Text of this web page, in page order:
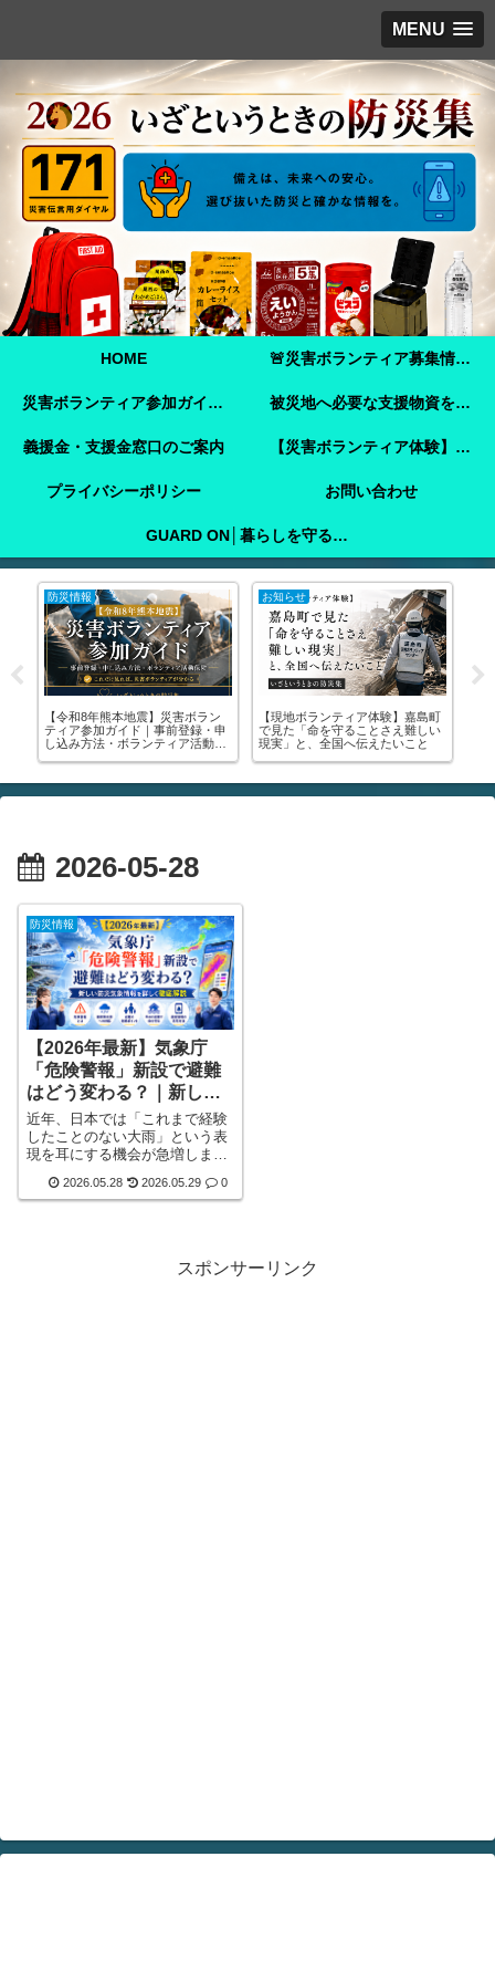
MENU
HOME 🚨災害ボランティア募集情報【2026年8月8日最新】熊本地震 🚨
災害ボランティア参加ガイド【令和8年熊本地震】事前登録・申し込み方法・ボランティア活動保険 被災地へ必要な支援物資を届けませんか？【熊本地震支援】｜Amazonほしい物リストで今すぐ支援できます
義援金・支援金窓口のご案内 【災害ボランティア体験】嘉島町で見た「命を守ることさえ難しい現実」と、全国へ伝えたいこと
プライバシーポリシー お問い合わせ
GUARD ON│暮らしを守る防犯ガイド
ランティア体験】嘉島町
命を守ることさえ難しい
、全国へ伝えたいこと
防災情報
子どもを地震から守るには？｜家
庭で今すぐできる備えと心のケア
をわかりやすく解説
注意喚起
🚨【緊急】罹災
りに行って！│申
撮り方・受けら
解説します🚨
2026-05-28
防災情報
【2026年最新】気象庁
「危険警報」新設で避難
はどう変わる？｜新しい
防災気象情報を詳しく徹
底解説
近年、日本では「これまで経験
したことのない大雨」という表
現を耳にする機会が急増しまし
中豪雨、短時間での河川氾濫、
都市部での内水氾濫、土砂災害
速くなっています。しかし、そ
の一方で、多くの家庭では「ど
2026.05.28 2026.05.29 0
スポンサーリンク